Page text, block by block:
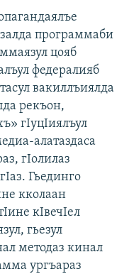
программаби
цояб
федералияб
вакиллъиялда
рекъон,
гIуцIиялъул
алатаздаса
гIолилаз
Гьединго
кколаан
кIвечIел
гьезул
методаз кинал
ургъараз